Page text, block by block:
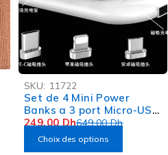
SKU: 11722
Set de 4 Mini Power
Banks a 3 port Micro-USB
IPhone Type C
649,00Dh
249,00 Dh
Choix des options